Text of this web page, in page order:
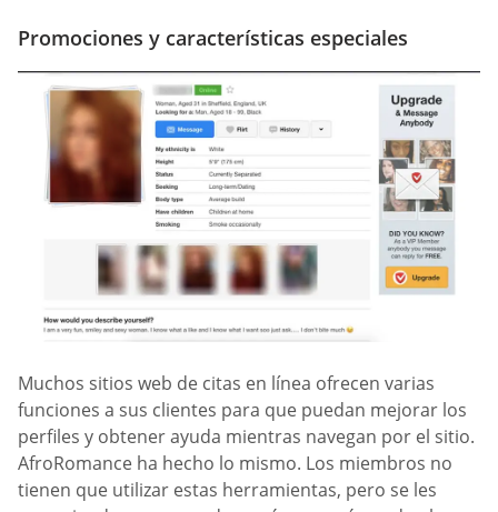
Promociones y características especiales
Muchos sitios web de citas en línea ofrecen varias
funciones a sus clientes para que puedan mejorar los
perfiles y obtener ayuda mientras navegan por el sitio.
AfroRomance ha hecho lo mismo. Los miembros no
tienen que utilizar estas herramientas, pero se les